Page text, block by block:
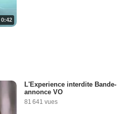
0:42
L'Experience interdite Bande-
annonce VO
81 641 vues